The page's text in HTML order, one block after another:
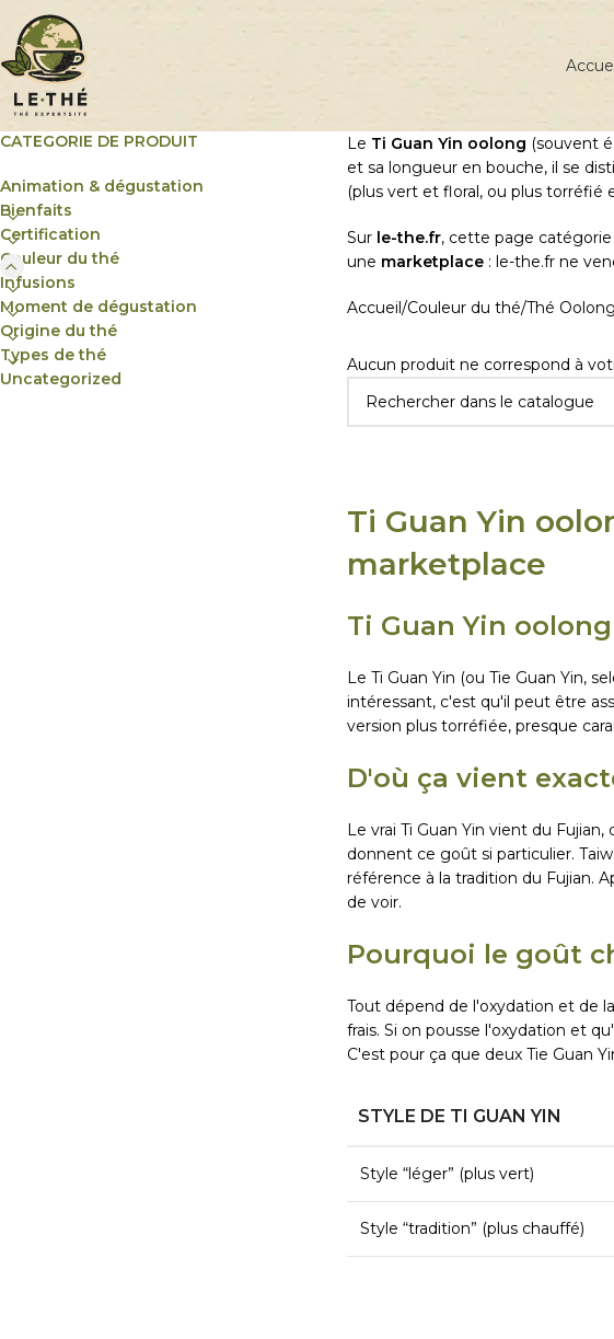
CATEGORIE DE PRODUIT
Animation & dégustation
Bienfaits
Certification
Couleur du thé
Infusions
Moment de dégustation
Origine du thé
Types de thé
Uncategorized
Le Ti Guan Yin oolong (souvent
et sa longueur en bouche, il se
(plus vert et floral, ou plus torréfié
Sur le-the.fr, cette page
une marketplace : le-the.fr ne
Accueil Couleur du thé Thé
Aucun produit ne correspond à
Ti Guan Yin
marketplace
Ti Guan Yin
Le Ti Guan Yin (ou Tie Guan Yin,
intéressant, c'est qu'il peut être
version plus torréfiée, presque
D'où ça vient
Le vrai Ti Guan Yin vient du
donnent ce goût si particulier.
référence à la tradition du Fujian.
de voir.
Pourquoi le goût
Tout dépend de l'oxydation et de
frais. Si on pousse l'oxydation et
C'est pour ça que deux Tie Guan
STYLE DE TI GUAN YIN
Style “léger” (plus vert)
Style “tradition” (plus chauffé)